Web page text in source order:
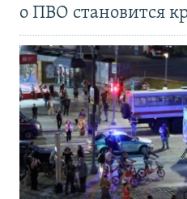
о ПВО становится